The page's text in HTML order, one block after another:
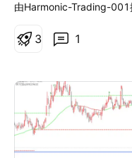
区域。 终极支撑：
于筹码密集堆积区的
近，是多头的最后防线
底仓筹码。35.17 (短
因此，跌破 38.44 并
成坚实的二次承接。
性价比、防御性建仓
扩大到 35.17 - 38.44
由Harmonic-Trading-001
1
3